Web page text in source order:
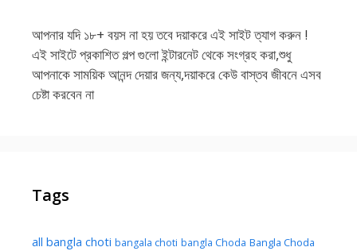
আপনার যদি ১৮+ বয়স না হয় তবে দয়াকরে এই সাইট ত্যাগ করুন !
এই সাইটে প্রকাশিত গল্প গুলো ইন্টারনেট থেকে সংগ্রহ করা,শুধু
আপনাকে সাময়িক আনন্দ দেয়ার জন্য,দয়াকরে কেউ বাস্তব জীবনে এসব
চেষ্টা করবেন না
Tags
all bangla choti bangala choti bangla Choda Bangla Choda